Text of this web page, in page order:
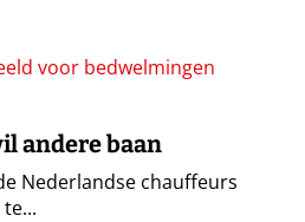
andere baan
Nederlandse chauffeurs